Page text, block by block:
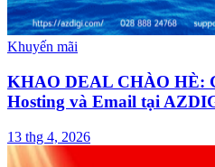
Khuyến mãi
KHAO DEAL CHÀO HÈ:
Hosting và Email tại
13 thg 4, 2026